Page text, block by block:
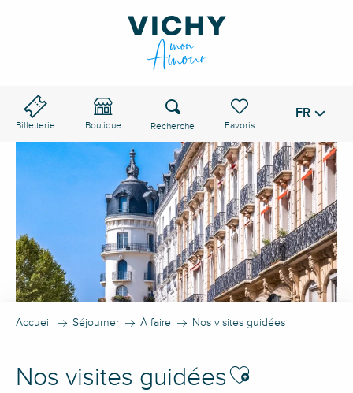
Billetterie Boutique
Voir les favoris
Recherche FR
Accueil Séjourner À faire Nos visites guidées
Nos visites guidées Ajouter aux favoris